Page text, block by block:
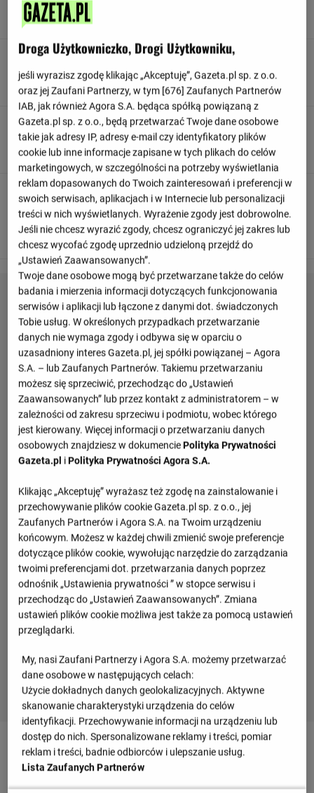
Bramkarz wybija dla drużyny Francja
Deniz Undav z Niemcy strzela daleko od celu.
90+ 5'
Francja rozpoczyna od rzutu z autu na własnej połowie
90+ 5'
Loic Bade z Francja przechwytuje dośrodkowanie
skierowane w pole karne.
90+ 4'
Matteo Guendouzi z Francja przechwytuje dośrodkowanie
Droga Użytkowniczko, Drogi Użytkowniku,
jeśli wyrazisz zgodę klikając „Akceptuję”, Gazeta.pl sp. z o.o.
oraz jej Zaufani Partnerzy, w tym [676] Zaufanych Partnerów
IAB, jak również Agora S.A. będąca spółką powiązaną z
Gazeta.pl sp. z o.o., będą przetwarzać Twoje dane osobowe
takie jak adresy IP, adresy e-mail czy identyfikatory plików
cookie lub inne informacje zapisane w tych plikach do celów
marketingowych, w szczególności na potrzeby wyświetlania
reklam dopasowanych do Twoich zainteresowań i preferencji w
swoich serwisach, aplikacjach i w Internecie lub personalizacji
treści w nich wyświetlanych. Wyrażenie zgody jest dobrowolne.
Jeśli nie chcesz wyrazić zgody, chcesz ograniczyć jej zakres lub
chcesz wycofać zgodę uprzednio udzieloną przejdź do
„Ustawień Zaawansowanych”.
Twoje dane osobowe mogą być przetwarzane także do celów
badania i mierzenia informacji dotyczących funkcjonowania
serwisów i aplikacji lub łączone z danymi dot. świadczonych
Tobie usług. W określonych przypadkach przetwarzanie
danych nie wymaga zgody i odbywa się w oparciu o
uzasadniony interes Gazeta.pl, jej spółki powiązanej – Agora
S.A. – lub Zaufanych Partnerów. Takiemu przetwarzaniu
możesz się sprzeciwić, przechodząc do „Ustawień
Zaawansowanych” lub przez kontakt z administratorem – w
zależności od zakresu sprzeciwu i podmiotu, wobec którego
jest kierowany. Więcej informacji o przetwarzaniu danych
osobowych znajdziesz w dokumencie Polityka Prywatności
Gazeta.pl i Polityka Prywatności Agora S.A.
Klikając „Akceptuję” wyrażasz też zgodę na zainstalowanie i
przechowywanie plików cookie Gazeta.pl sp. z o.o., jej
Zaufanych Partnerów i Agora S.A. na Twoim urządzeniu
końcowym. Możesz w każdej chwili zmienić swoje preferencje
dotyczące plików cookie, wywołując narzędzie do zarządzania
twoimi preferencjami dot. przetwarzania danych poprzez
odnośnik „Ustawienia prywatności ” w stopce serwisu i
przechodząc do „Ustawień Zaawansowanych”. Zmiana
ustawień plików cookie możliwa jest także za pomocą ustawień
przeglądarki.
My, nasi Zaufani Partnerzy i Agora S.A. możemy przetwarzać
dane osobowe w następujących celach:
Użycie dokładnych danych geolokalizacyjnych. Aktywne
skanowanie charakterystyki urządzenia do celów
identyfikacji. Przechowywanie informacji na urządzeniu lub
dostęp do nich. Spersonalizowane reklamy i treści, pomiar
reklam i treści, badnie odbiorców i ulepszanie usług.
Lista Zaufanych Partnerów